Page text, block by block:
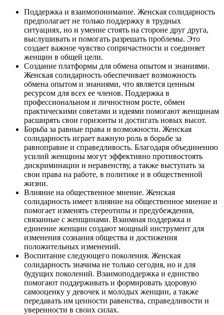
Поддержка и взаимопонимание. Женская солидарность
предполагает не только поддержку в трудных
ситуациях, но и умение стоять на стороне друг друга,
выслушивать и помогать разрешать проблемы. Это
создает важное чувство сопричастности и соединяет
женщин в общей цели.
Создание платформы для обмена опытом и знаниями.
Женская солидарность обеспечивает возможность
обмена опытом и знаниями, что является ценным
ресурсом для всех ее членов. Поддержка в
профессиональном и личностном росте, обмен
практическими советами и идеями помогают женщинам
расширять свои горизонты и достигать новых высот.
Борьба за равные права и возможности. Женская
солидарность играет важную роль в борьбе за
равноправие и справедливость. Благодаря объединению
усилий женщины могут эффективно противостоять
дискриминации и неравенству, а также выступать за
свои права на работе, в политике и в общественной
жизни.
Влияние на общественное мнение. Женская
солидарность имеет влияние на общественное мнение и
помогает изменять стереотипы и предубеждения,
связанные с женщинами. Взаимная поддержка и
единение женщин создают мощный инструмент для
изменения сознания общества и достижения
положительных изменений.
Воспитание следующего поколения. Женская
солидарность значима не только сегодня, но и для
будущих поколений. Взаимоподдержка и единство
помогают поддерживать и формировать здоровую
самооценку у девочек и молодых женщин, а также
передавать им ценности равенства, справедливости и
уверенности в своих силах.